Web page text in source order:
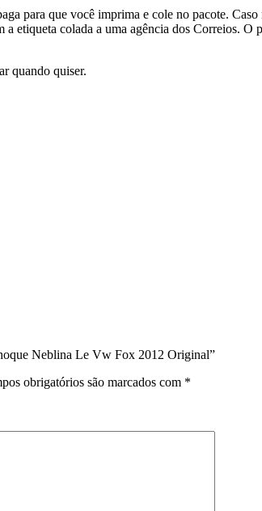
para que você imprima e cole no pacote.
etiqueta colada a uma agência dos Correios.
quando quiser.
Neblina Le Vw Fox 2012 Original”
obrigatórios são marcados com *